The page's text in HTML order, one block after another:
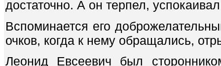
достаточно. А он терпел,
Вспоминается его
очков, когда к нему обращались,
Леонид Евсеевич был